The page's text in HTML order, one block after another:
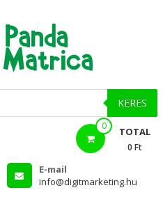
KERES
0 TOTAL
0 Ft
E-mail
info@digitmarketing.hu